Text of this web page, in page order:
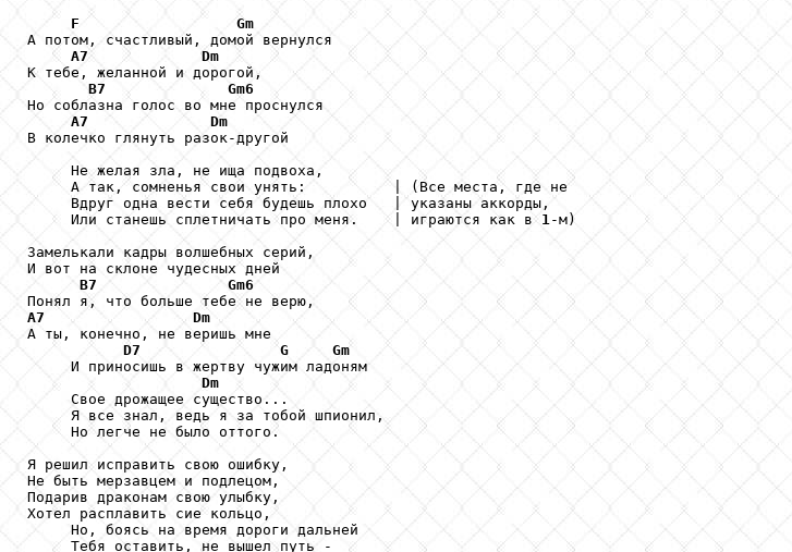
F
Gm
А потом, счастливый, домой вернулся
A7
Dm
К тебе, желанной и дорогой,
B7
Gm6
Но соблазна голос во мне проснулся
A7
Dm
В колечко глянуть разок-другой
     Не желая зла, не ища подвоха,
     А так, сомненья свои унять:          | (Все места, где не
     Вдруг одна вести себя будешь плохо   | указаны аккорды,
     Или станешь сплетничать про меня.    | играются как в
1 -м)
Замелькали кадры волшебных серий,
И вот на склоне чудесных дней
B7
Gm6
A7
Dm
А ты, конечно, не веришь мне
D7
G
Gm
     И приносишь в жертву чужим ладоням
Dm
     Свое дрожащее существо...
     Я все знал, ведь я за тобой шпионил,
     Но легче не было оттого.
Я решил исправить свою ошибку,
Не быть мерзавцем и подлецом,
Подарив драконам свою улыбку,
Хотел расплавить сие кольцо,
     Но, боясь на время дороги дальней
     Тебя оставить, не вышел путь -